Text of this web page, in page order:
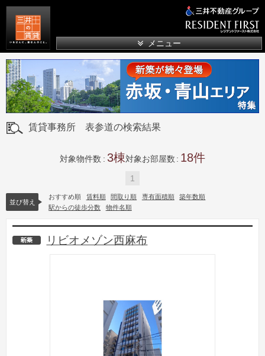
メニュー
賃貸事務所 表参道の検索結果
対象物件数 3 対象お部屋数 18
1
並び替え
おすすめ順 賃料順 間取り順 専有面積順
築年数順
駅からの徒歩分数
物件名順
新築
リビオメゾン西麻布